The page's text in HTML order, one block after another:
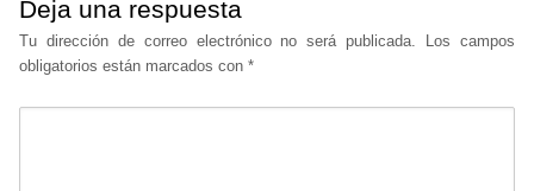
Deja una respuesta
Tu dirección de correo electrónico no será publicada.
Los campos
obligatorios están marcados con *